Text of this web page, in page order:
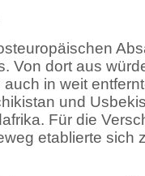
Von dort aus
in weit
und
Für die
etablierte sich